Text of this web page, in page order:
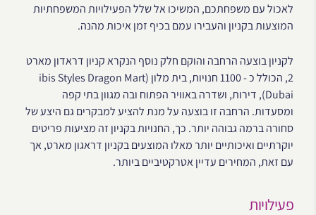
לאכול עם משפחתכם, המשיכו אל שלל הפעילויות המשפחתיות
המוצעות בקניון והעבירו עמם בכיף זמן איכות מהנה.
לקניון בוצעה הרחבה והוקם חלק נוסף הנקרא קניון דראדון מארט
2, הכולל כ - 1100 חנויות, בית מלון (ibis Styles Dragon Mart
Dubai), דירות, ושדרה באוויר הפתוח ובה מגוון בתי קפה
ומסעדות. הרחבה זו בוצעה על מנת להציע למבקרים גם היצע של
סחורה ברמה גבוהה יותר. כך, החנויות בקניון זה מציעות פריטים
יוקרתיים ואיכותיים יותר מאלו המוצעים בקניון דראגון מארט, אך
עם זאת, המחירים עדיין אטרקטיביים ביותר.
פעילויות